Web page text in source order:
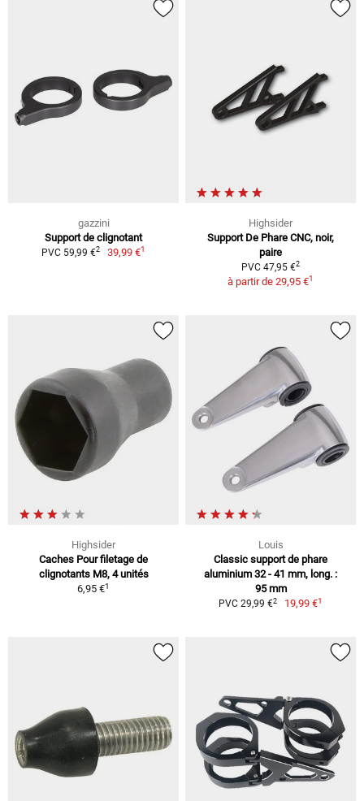
gazzini
Support de clignotant
PVC 59,99 €2 39,99 €1
Highsider
Support De Phare CNC, noir,
paire
PVC 47,95 €2
à partir de 29,95 €1
Highsider
Caches Pour filetage de
clignotants M8, 4 unités
6,95 €1
Louis
Classic support de phare
aluminium 32 - 41 mm, long. :
95 mm
PVC 29,99 €2 19,99 €1